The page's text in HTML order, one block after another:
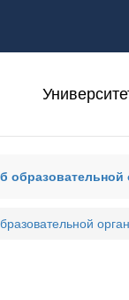
образовательной